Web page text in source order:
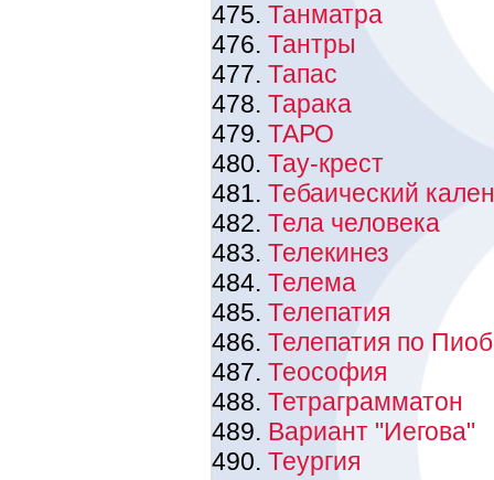
Танматра
Тантры
Тапас
Тарака
ТАРО
Тау-крест
Тебаический
Тела человека
Телекинез
Телема
Телепатия
Телепатия по
Теософия
Тетраграмматон
Вариант "Иегова"
Теургия